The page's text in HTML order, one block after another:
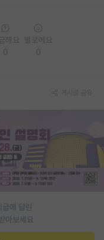
에 달린
아보세요